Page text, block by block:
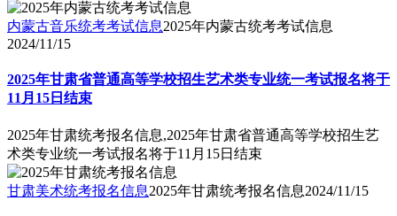
内蒙古音乐统考考试信息2025年内蒙古统考考试信息
2024/11/15
2025年甘肃省普通高等学校招生艺术类专业统一考试报名将于
11月15日结束
2025年甘肃统考报名信息,2025年甘肃省普通高等学校招生艺
术类专业统一考试报名将于11月15日结束
甘肃美术统考报名信息2025年甘肃统考报名信息2024/11/15